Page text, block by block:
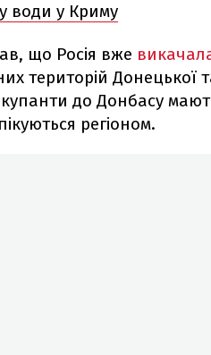
води у Криму
що Росія вже
територій Донецької
до Донбасу
регіоном.